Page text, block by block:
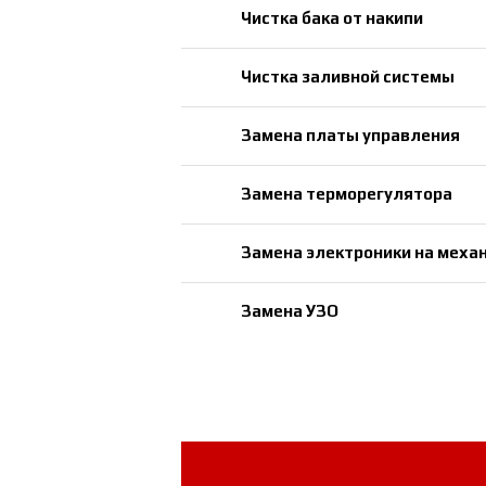
Чистка бака от накипи
Чистка заливной системы
Замена платы управления
Замена терморегулятора
Замена электроники на
Замена УЗО